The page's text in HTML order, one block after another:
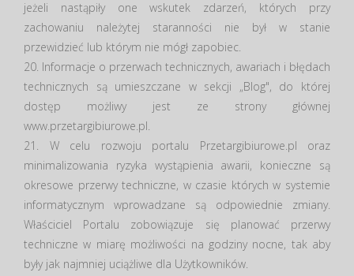
jeżeli nastąpiły one wskutek zdarzeń, których przy
zachowaniu należytej staranności nie był w stanie
przewidzieć lub którym nie mógł zapobiec.
20. Informacje o przerwach technicznych, awariach i błędach
technicznych są umieszczane w sekcji „Blog", do której
dostęp możliwy jest ze strony głównej
www.przetargibiurowe.pl.
21. W celu rozwoju portalu Przetargibiurowe.pl oraz
minimalizowania ryzyka wystąpienia awarii, konieczne są
okresowe przerwy techniczne, w czasie których w systemie
informatycznym wprowadzane są odpowiednie zmiany.
Właściciel Portalu zobowiązuje się planować przerwy
techniczne w miarę możliwości na godziny nocne, tak aby
były jak najmniej uciążliwe dla Użytkowników.